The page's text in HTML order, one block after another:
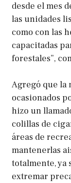
desde el mes
las unidades
como con las
capacitadas
forestales”,
Agregó que la
ocasionados
hizo un
colillas de
áreas de
mantenerlas
totalmente, ya
extremar